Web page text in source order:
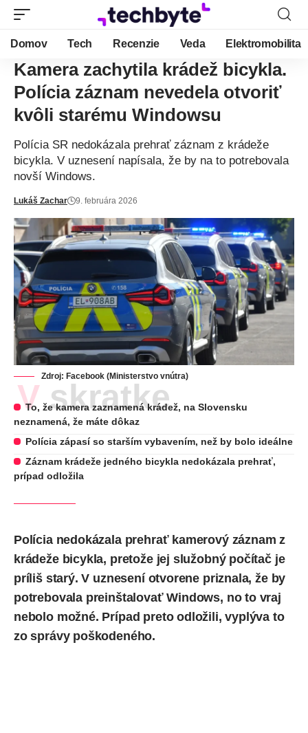
Domov Tech Recenzie Veda Elektromobilita
Kamera zachytila krádež bicykla.
Polícia záznam nevedela otvoriť
kvôli starému Windowsu
Polícia SR nedokázala prehrať záznam z krádeže
bicykla. V uznesení napísala, že by na to potrebovala
novší Windows.
Lukáš Zachar 9. februára 2026
Zdroj: Facebook (Ministerstvo vnútra)
V skratke
To, že kamera zaznamená krádež, na Slovensku
neznamená, že máte dôkaz
Polícia zápasí so starším vybavením, než by bolo ideálne
Záznam krádeže jedného bicykla nedokázala prehrať,
prípad odložila
Polícia nedokázala prehrať kamerový záznam z
krádeže bicykla, pretože jej služobný počítač je
príliš starý. V uznesení otvorene priznala, že by
potrebovala preinštalovať Windows, no to vraj
nebolo možné. Prípad preto odložili, vyplýva to
zo správy poškodeného.